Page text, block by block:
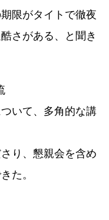
限がタイトで徹夜
酷さがある、と聞き
いて、多角的な講
り、懇親会を含め
た。